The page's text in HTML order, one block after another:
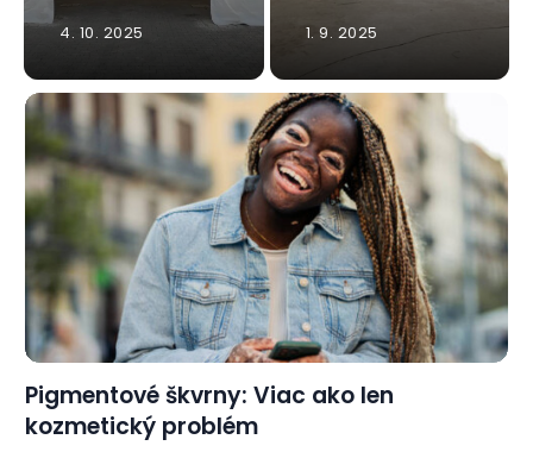
4. 10. 2025 1. 9. 2025
Pigmentové škvrny: Viac ako len
kozmetický problém